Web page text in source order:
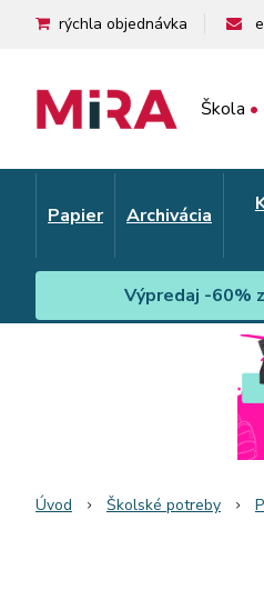
Škola •
rýchla objednávka
Papier Archivácia
Výpredaj -60%
Úvod Školské potreby